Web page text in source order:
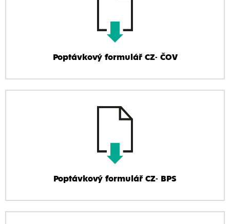
Poptávkový formulář CZ- ČOV
Poptávkový formulář CZ- BPS